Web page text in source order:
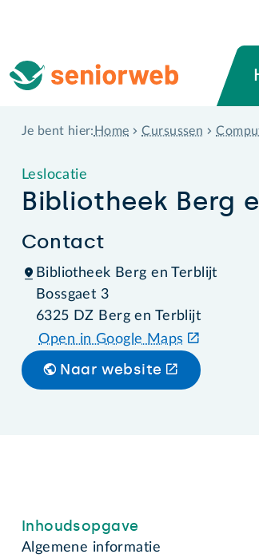
Je bent hier: Home Cursussen
Leslocatie
Bibliotheek Berg
Contact
Bibliotheek Berg en Terblijt
Bossgaet 3
6325 DZ Berg en Terblijt
Open in Google Maps
Naar website
Inhoudsopgave
Algemene informatie